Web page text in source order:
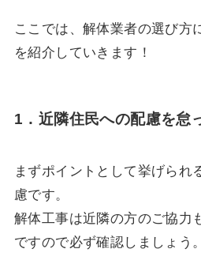
ここでは、解体業者の選び方
を紹介していきます！
1．近隣住民への配慮を怠
まずポイントとして挙げられ
慮です。
解体工事は近隣の方のご協力
ですので必ず確認しましょう。